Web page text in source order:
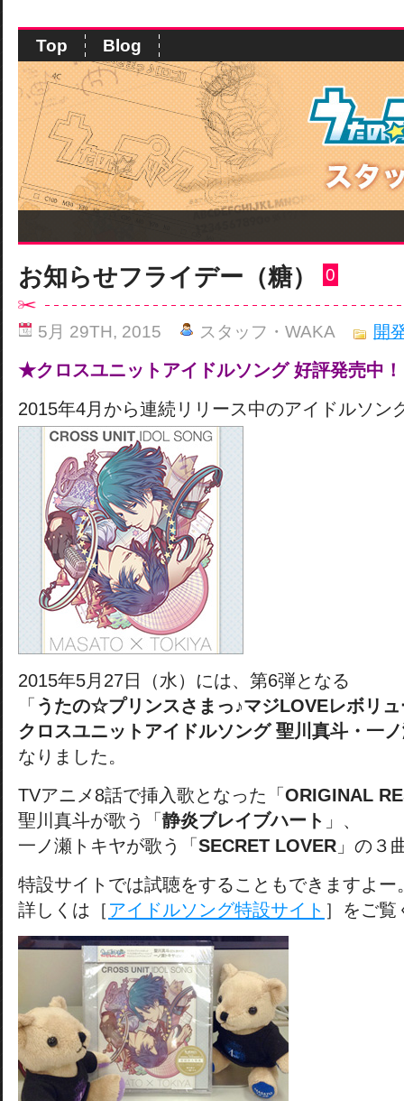
Top Blog
お知らせフライデー（糖） 0
5月 29TH, 2015 スタッフ・WAKA 開
★クロスユニットアイドルソング 好評発売中！
2015年4月から連続リリース中のアイドルソン
2015年5月27日（水）には、第6弾となる
「 うたの☆プリンスさまっ♪マジLOVEレボリ
クロスユニットアイドルソング 聖川真斗・一
なりました。
TVアニメ8話で挿入歌となった「 ORIGINAL
聖川真斗が歌う「 静炎ブレイブハート 」、
一ノ瀬トキヤが歌う「 SECRET LOVER 」の３
特設サイトでは試聴をすることもできますよー
詳しくは［ アイドルソング特設サイト ］をご覧